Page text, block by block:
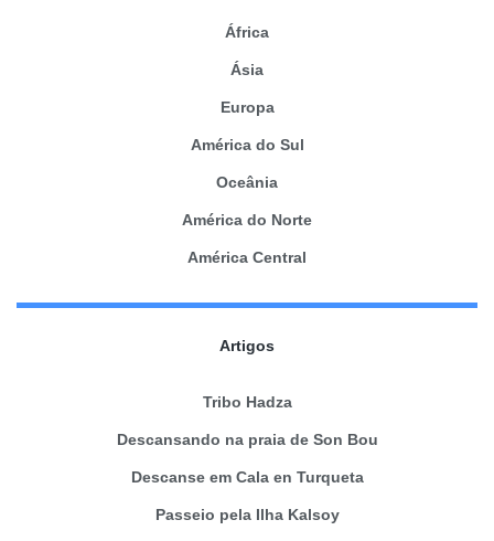
África
Ásia
Europa
América do Sul
Oceânia
América do Norte
América Central
Artigos
Tribo Hadza
Descansando na praia de Son Bou
Descanse em Cala en Turqueta
Passeio pela Ilha Kalsoy